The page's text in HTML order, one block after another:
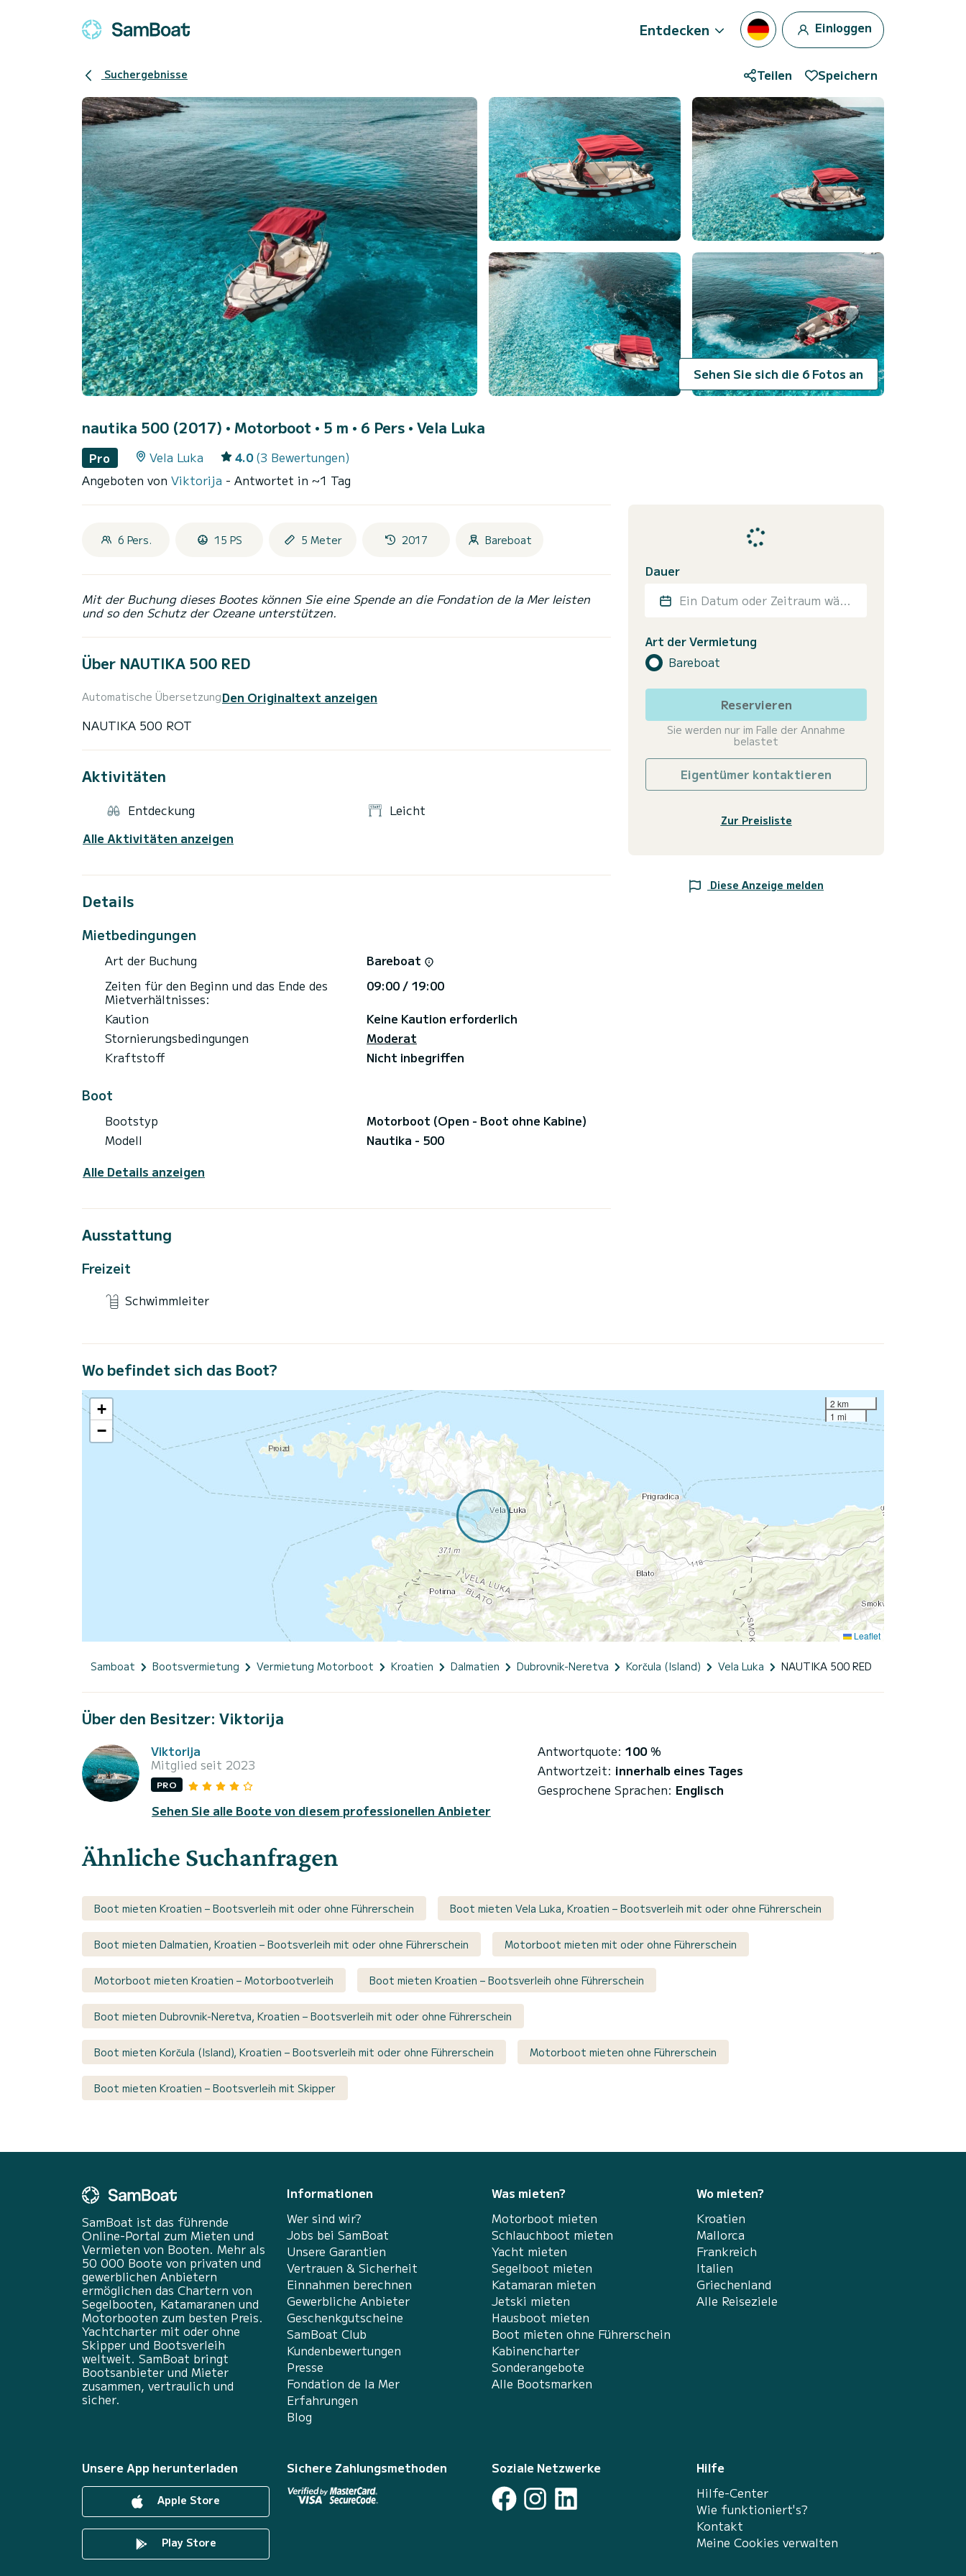
Entdecken Einloggen
Suchergebnisse Teilen Speichern
Sehen Sie sich die 6 Fotos an
nautika 500 (2017) • Motorboot • 5 m • 6 Pers • Vela Luka
Pro Vela Luka 4.0 (3 Bewertungen)
Angeboten von Viktorija - Antwortet in ~1 Tag
6 Pers. 15 PS 5 Meter 2017 Bareboat
Mit der Buchung dieses Bootes können Sie eine Spende an die Fondation de la Mer leisten
und so den Schutz der Ozeane unterstützen.
Über NAUTIKA 500 RED
Automatische ÜbersetzungDen Originaltext anzeigen
Aktivitäten
Entdeckung
Leicht
Alle Aktivitäten anzeigen
Details
Mietbedingungen
Art der Buchung
Bareboat
Zeiten für den Beginn und das Ende des
Mietverhältnisses:
09:00 / 19:00
Kaution
Keine Kaution erforderlich
Stornierungsbedingungen
Moderat
Kraftstoff
Nicht inbegriffen
Boot
Bootstyp
Motorboot (Open - Boot ohne Kabine)
Modell
Nautika - 500
Alle Details anzeigen
Ausstattung
Freizeit
Schwimmleiter
Dauer
Ein Datum oder Zeitraum wählen
Art der Vermietung
Bareboat
Reservieren
Sie werden nur im Falle der Annahme
belastet
Eigentümer kontaktieren
Zur Preisliste
Diese Anzeige melden
Wo befindet sich das Boot?
+
−
2 km
1 mi
Leaflet
Samboat Bootsvermietung Vermietung Motorboot Kroatien Dalmatien Dubrovnik-Neretva Korčula (Island) Vela Luka NAUTIKA 500 RED
Über den Besitzer: Viktorija
Viktorija
Mitglied seit 2023
PRO
Sehen Sie alle Boote von diesem professionellen Anbieter
Antwortquote: 100%
Antwortzeit: innerhalb eines Tages
Gesprochene Sprachen: Englisch
Ähnliche Suchanfragen
Boot mieten Kroatien – Bootsverleih mit oder ohne Führerschein Boot mieten Vela Luka, Kroatien – Bootsverleih mit oder ohne Führerschein
Boot mieten Dalmatien, Kroatien – Bootsverleih mit oder ohne Führerschein Motorboot mieten mit oder ohne Führerschein
Motorboot mieten Kroatien – Motorbootverleih Boot mieten Kroatien – Bootsverleih ohne Führerschein
Boot mieten Dubrovnik-Neretva, Kroatien – Bootsverleih mit oder ohne Führerschein
Boot mieten Korčula (Island), Kroatien – Bootsverleih mit oder ohne Führerschein Motorboot mieten ohne Führerschein
Boot mieten Kroatien – Bootsverleih mit Skipper
SamBoat ist das führende
Online-Portal zum Mieten und
Vermieten von Booten. Mehr als
50 000 Boote von privaten und
gewerblichen Anbietern
ermöglichen das Chartern von
Segelbooten, Katamaranen und
Motorbooten zum besten Preis.
Yachtcharter mit oder ohne
Skipper und Bootsverleih
weltweit. SamBoat bringt
Bootsanbieter und Mieter
zusammen, vertraulich und
sicher.
Informationen
Wer sind wir?
Jobs bei SamBoat
Unsere Garantien
Vertrauen & Sicherheit
Einnahmen berechnen
Gewerbliche Anbieter
Geschenkgutscheine
SamBoat Club
Kundenbewertungen
Presse
Fondation de la Mer
Erfahrungen
Blog
Was mieten?
Motorboot mieten
Schlauchboot mieten
Yacht mieten
Segelboot mieten
Katamaran mieten
Jetski mieten
Hausboot mieten
Boot mieten ohne Führerschein
Kabinencharter
Sonderangebote
Alle Bootsmarken
Wo mieten?
Kroatien
Mallorca
Frankreich
Italien
Griechenland
Alle Reiseziele
Hilfe
Hilfe-Center
Wie funktioniert's?
Kontakt
Meine Cookies verwalten
Unsere App herunterladen
Apple Store
Play Store
Sichere Zahlungsmethoden Soziale Netzwerke